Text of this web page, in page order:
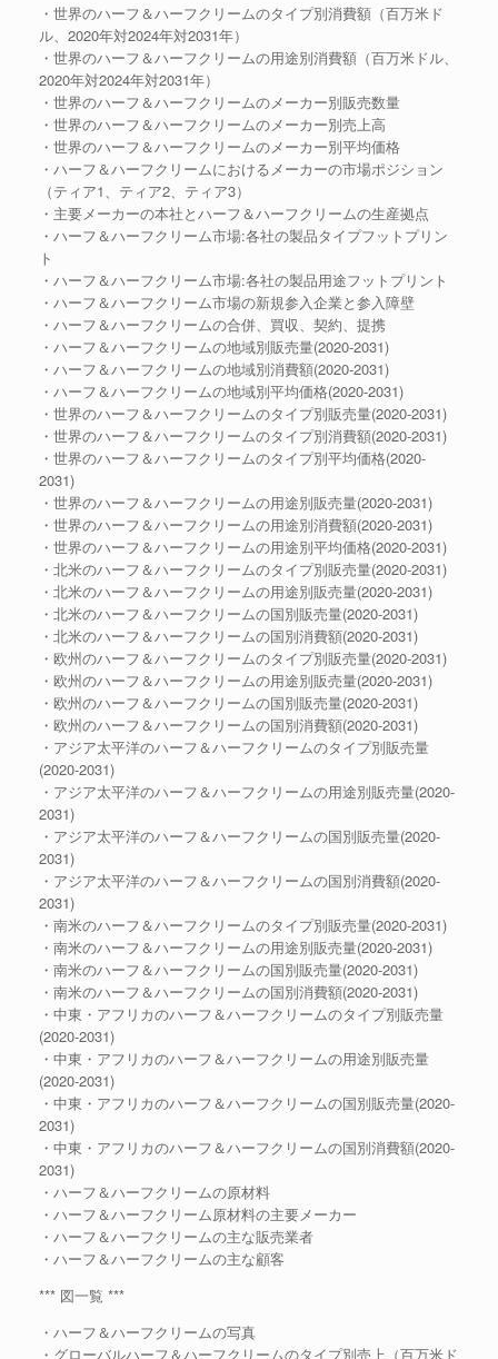
・世界のハーフ＆ハーフクリームのタイプ別消費額（百万米ド
ル、2020年対2024年対2031年）
・世界のハーフ＆ハーフクリームの用途別消費額（百万米ドル、
2020年対2024年対2031年）
・世界のハーフ＆ハーフクリームのメーカー別販売数量
・世界のハーフ＆ハーフクリームのメーカー別売上高
・世界のハーフ＆ハーフクリームのメーカー別平均価格
・ハーフ＆ハーフクリームにおけるメーカーの市場ポジション
（ティア1、ティア2、ティア3）
・主要メーカーの本社とハーフ＆ハーフクリームの生産拠点
・ハーフ＆ハーフクリーム市場:各社の製品タイプフットプリン
ト
・ハーフ＆ハーフクリーム市場:各社の製品用途フットプリント
・ハーフ＆ハーフクリーム市場の新規参入企業と参入障壁
・ハーフ＆ハーフクリームの合併、買収、契約、提携
・ハーフ＆ハーフクリームの地域別販売量(2020-2031)
・ハーフ＆ハーフクリームの地域別消費額(2020-2031)
・ハーフ＆ハーフクリームの地域別平均価格(2020-2031)
・世界のハーフ＆ハーフクリームのタイプ別販売量(2020-2031)
・世界のハーフ＆ハーフクリームのタイプ別消費額(2020-2031)
・世界のハーフ＆ハーフクリームのタイプ別平均価格(2020-
2031)
・世界のハーフ＆ハーフクリームの用途別販売量(2020-2031)
・世界のハーフ＆ハーフクリームの用途別消費額(2020-2031)
・世界のハーフ＆ハーフクリームの用途別平均価格(2020-2031)
・北米のハーフ＆ハーフクリームのタイプ別販売量(2020-2031)
・北米のハーフ＆ハーフクリームの用途別販売量(2020-2031)
・北米のハーフ＆ハーフクリームの国別販売量(2020-2031)
・北米のハーフ＆ハーフクリームの国別消費額(2020-2031)
・欧州のハーフ＆ハーフクリームのタイプ別販売量(2020-2031)
・欧州のハーフ＆ハーフクリームの用途別販売量(2020-2031)
・欧州のハーフ＆ハーフクリームの国別販売量(2020-2031)
・欧州のハーフ＆ハーフクリームの国別消費額(2020-2031)
・アジア太平洋のハーフ＆ハーフクリームのタイプ別販売量
(2020-2031)
・アジア太平洋のハーフ＆ハーフクリームの用途別販売量(2020-
2031)
・アジア太平洋のハーフ＆ハーフクリームの国別販売量(2020-
2031)
・アジア太平洋のハーフ＆ハーフクリームの国別消費額(2020-
2031)
・南米のハーフ＆ハーフクリームのタイプ別販売量(2020-2031)
・南米のハーフ＆ハーフクリームの用途別販売量(2020-2031)
・南米のハーフ＆ハーフクリームの国別販売量(2020-2031)
・南米のハーフ＆ハーフクリームの国別消費額(2020-2031)
・中東・アフリカのハーフ＆ハーフクリームのタイプ別販売量
(2020-2031)
・中東・アフリカのハーフ＆ハーフクリームの用途別販売量
(2020-2031)
・中東・アフリカのハーフ＆ハーフクリームの国別販売量(2020-
2031)
・中東・アフリカのハーフ＆ハーフクリームの国別消費額(2020-
2031)
・ハーフ＆ハーフクリームの原材料
・ハーフ＆ハーフクリーム原材料の主要メーカー
・ハーフ＆ハーフクリームの主な販売業者
・ハーフ＆ハーフクリームの主な顧客
*** 図一覧 ***
・ハーフ＆ハーフクリームの写真
・グローバルハーフ＆ハーフクリームのタイプ別売上（百万米ド